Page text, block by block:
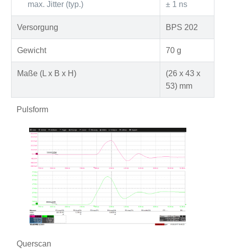
max. Jitter (typ.) ± 1 ns
Versorgung BPS 202
Gewicht 70 g
Maße (L x B x H)
(26 x 43 x
53) mm
Pulsform
Querscan